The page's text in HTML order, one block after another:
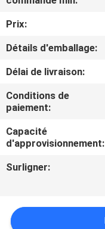
VISITE
CONTRÔLE
DE
QUALITÉ
CONTACT
USA
NOUVELLES
Prix:
Détails d'emballage:
Délai de livraison:
Conditions de
paiement:
Capacité
d'approvisionnement:
Surligner: